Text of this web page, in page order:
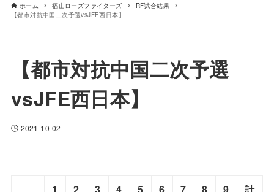
ホーム 福山ローズファイターズ
RF試合結果
【都市対抗中国二次予選vsJFE西日本】
【都市対抗中国二次予選
vsJFE西日本】
2021-10-02
1 2 3 4 5 6 7 8 9
計